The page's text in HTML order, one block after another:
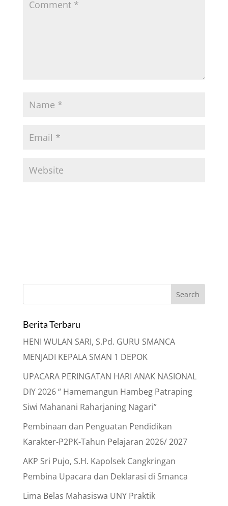
Berita Terbaru
HENI WULAN SARI, S.Pd. GURU SMANCA
MENJADI KEPALA SMAN 1 DEPOK
UPACARA PERINGATAN HARI ANAK NASIONAL
DIY 2026 “ Hamemangun Hambeg Patraping
Siwi Mahanani Raharjaning Nagari”
Pembinaan dan Penguatan Pendidikan
Karakter-P2PK-Tahun Pelajaran 2026/ 2027
AKP Sri Pujo, S.H. Kapolsek Cangkringan
Pembina Upacara dan Deklarasi di Smanca
Lima Belas Mahasiswa UNY Praktik